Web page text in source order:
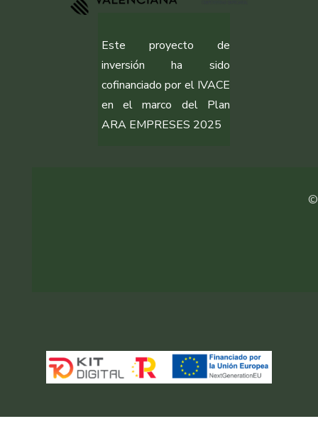
Este proyecto de
inversión ha sido
cofinanciado por el IVACE
en el marco del Plan
ARA EMPRESES 2025
©